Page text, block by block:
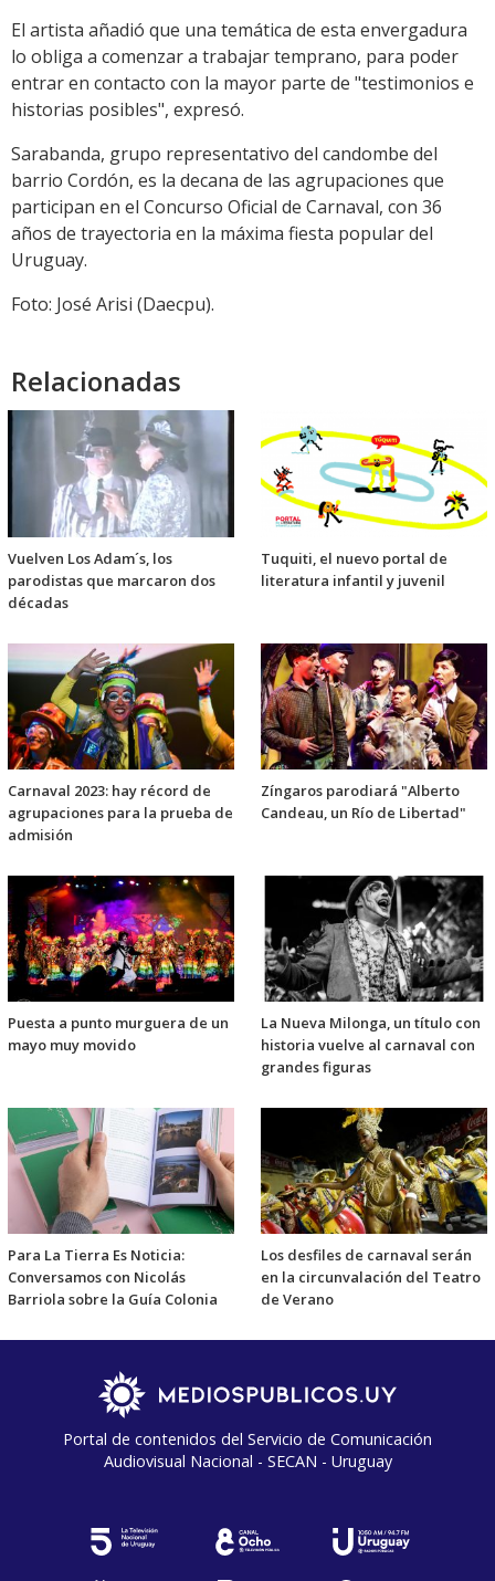
El artista añadió que una temática de esta envergadura
lo obliga a comenzar a trabajar temprano, para poder
entrar en contacto con la mayor parte de "testimonios e
historias posibles", expresó.
Sarabanda, grupo representativo del candombe del
barrio Cordón, es la decana de las agrupaciones que
participan en el Concurso Oficial de Carnaval, con 36
años de trayectoria en la máxima fiesta popular del
Uruguay.
Foto: José Arisi (Daecpu).
Relacionadas
Vuelven Los Adam´s, los
parodistas que marcaron dos
décadas
Tuquiti, el nuevo portal de
literatura infantil y juvenil
Carnaval 2023: hay récord de
agrupaciones para la prueba de
admisión
Zíngaros parodiará "Alberto
Candeau, un Río de Libertad"
Puesta a punto murguera de un
mayo muy movido
La Nueva Milonga, un título con
historia vuelve al carnaval con
grandes figuras
Para La Tierra Es Noticia:
Conversamos con Nicolás
Barriola sobre la Guía Colonia
Los desfiles de carnaval serán
en la circunvalación del Teatro
de Verano
Portal de contenidos del Servicio de Comunicación
Audiovisual Nacional - SECAN - Uruguay